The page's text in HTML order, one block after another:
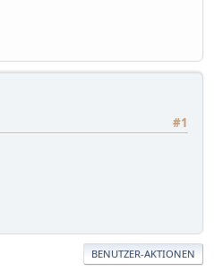
#1
BENUTZER-AKTIONEN